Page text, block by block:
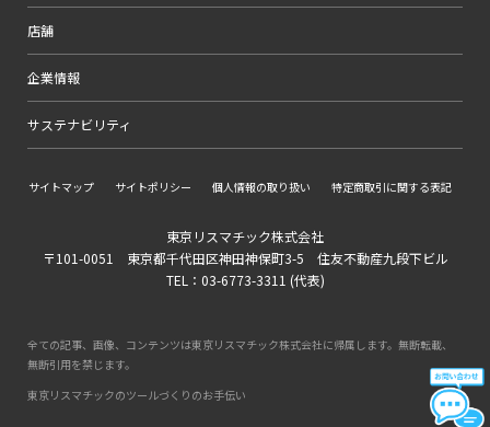
店舗
企業情報
サステナビリティ
サイトマップ サイトポリシー 個人情報の取り扱い 特定商取引に関する表記
東京リスマチック株式会社
〒101-0051 東京都千代田区神田神保町3-5 住友不動産九段下ビル
TEL：03-6773-3311 (代表)
全ての記事、画像、コンテンツは東京リスマチック株式会社に帰属します。無断転載、
無断引用を禁じます。
東京リスマチックのツールづくりのお手伝い